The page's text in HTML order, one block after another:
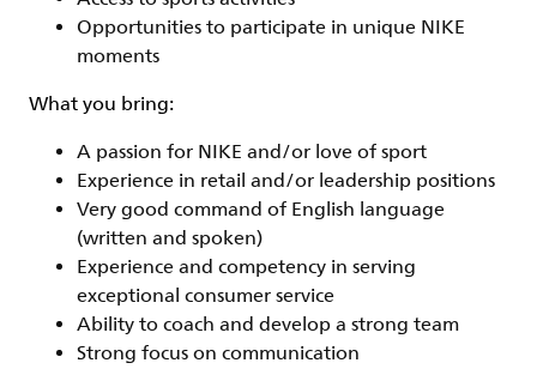
Opportunities to participate in unique NIKE
moments
What you bring:
A passion for NIKE and/or love of sport
Experience in retail and/or leadership positions
Very good command of English language
(written and spoken)
Experience and competency in serving
exceptional consumer service
Ability to coach and develop a strong team
Strong focus on communication